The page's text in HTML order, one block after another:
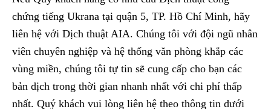
chứng tiếng Ukrana tại quận 5, TP. Hồ Chí Minh, hãy
liên hệ với Dịch thuật AIA. Chúng tôi với đội ngũ nhân
viên chuyên nghiệp và hệ thống văn phòng khắp các
vùng miền, chúng tôi tự tin sẽ cung cấp cho bạn các
bản dịch trong thời gian nhanh nhất với chi phí thấp
nhất. Quý khách vui lòng liên hệ theo thông tin dưới